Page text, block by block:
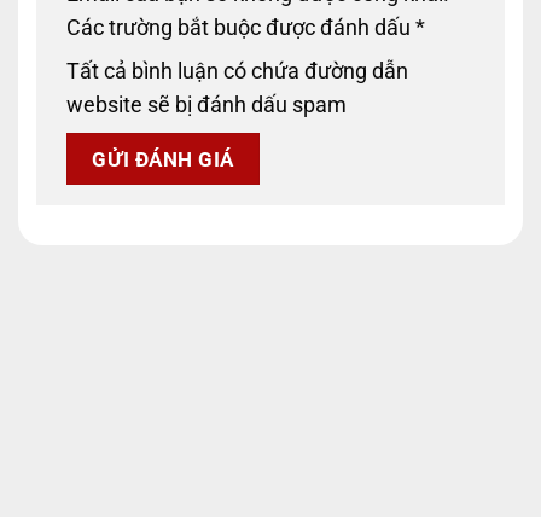
Các trường bắt buộc được đánh dấu *
Tất cả bình luận có chứa đường dẫn
website sẽ bị đánh dấu spam